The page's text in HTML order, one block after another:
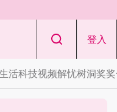
登入
活科技视频解忧树洞奖